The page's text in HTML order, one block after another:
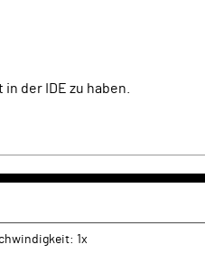
der IDE zu haben.
1x